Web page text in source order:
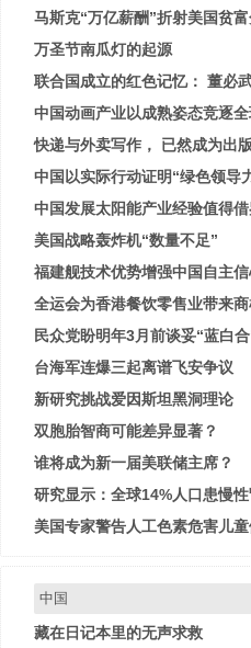
马斯克“万亿薪酬”折射美国贫
万圣节南瓜灯的起源
联合国成立的红色记忆： 董必
中国动画产业以成熟姿态竞逐
快递与外卖写作， 已然成为出
中国以实际行动证明“绿色领导
中国发展太阳能产业经验值得
美国战略轰炸机“数量不足”
福建舰技术优势增强中国自主
全运会为香港餐饮零售业带来
民众党盼明年3月前谈妥“蓝白合
台海军连爆三起离谱飞安争议
新研究挑战爱因斯坦黑洞理论
双胞胎智商可能差异显著？
谁将成为新一届美联储主席？
研究显示：全球14%人口患慢
美国专家警告人工色素危害儿
中国
藏在日记本里的无声求救